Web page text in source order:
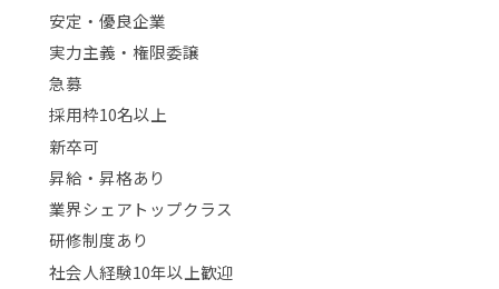
安定・優良企業
実力主義・権限委譲
急募
採用枠10名以上
新卒可
昇給・昇格あり
業界シェアトップクラス
研修制度あり
社会人経験10年以上歓迎